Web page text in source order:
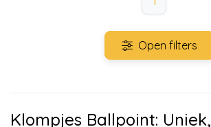
Open filters
Klompjes Ballpoint: Uniek,